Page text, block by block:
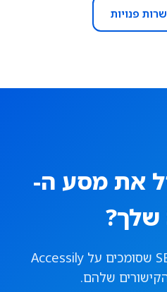
פנויות
את מסע ה-
הצטרף לאלפי אנשי SEO שסומכים על Accessily
שלהם.